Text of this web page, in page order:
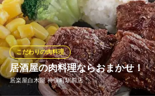
有機野菜は勿論ですが、野生の蝦夷
80円”は圧巻！！蝦夷シカは低カロリ
ルという特徴があり、ヘルシー志向の
富で言う事が無い”食べ物”なんです！
BISTRO Kuu
神保町創作イタリアン
居酒屋の肉料理ならおまかせ！
居楽屋白木屋 神保町駅前店
こだわりの肉料理